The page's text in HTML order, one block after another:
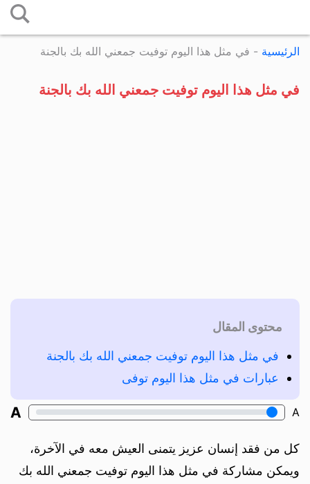
إلى
المحتوى
الرئيسية - في مثل هذا اليوم توفيت جمعني الله بك بالجنة
في مثل هذا اليوم توفيت جمعني الله بك بالجنة
محتوى المقال
في مثل هذا اليوم توفيت جمعني الله بك بالجنة
عبارات في مثل هذا اليوم توفى
A
A
كل من فقد إنسان عزيز يتمنى العيش معه في الآخرة،
ويمكن مشاركة في مثل هذا اليوم توفيت جمعني الله بك